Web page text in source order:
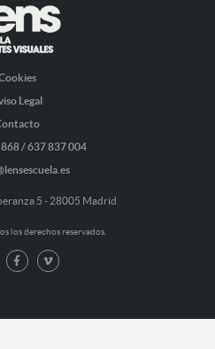
Legal
/ 637 837 004
5 - 28005 Madrid
los derechos reservados.